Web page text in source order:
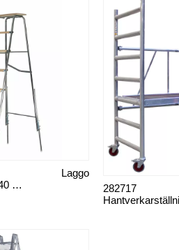
ARBETSBOCK 40 7-STEG
Laggo
282717